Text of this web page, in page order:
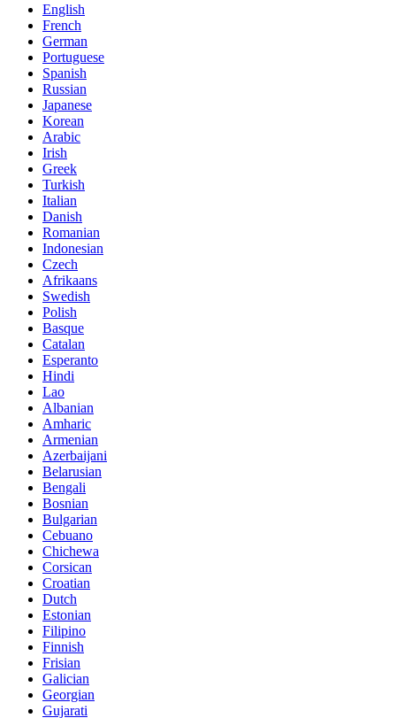
English
French
German
Portuguese
Spanish
Russian
Japanese
Korean
Arabic
Irish
Greek
Turkish
Italian
Danish
Romanian
Indonesian
Czech
Afrikaans
Swedish
Polish
Basque
Catalan
Esperanto
Hindi
Lao
Albanian
Amharic
Armenian
Azerbaijani
Belarusian
Bengali
Bosnian
Bulgarian
Cebuano
Chichewa
Corsican
Croatian
Dutch
Estonian
Filipino
Finnish
Frisian
Galician
Georgian
Gujarati